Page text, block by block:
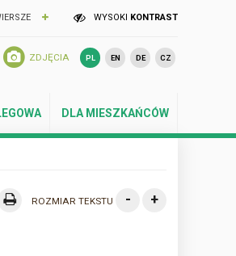
WYSOKI KONTRAST
ZDJĘCIA PL EN DE CZ
DLA MIESZKAŃCÓW
ROZMIAR TEKSTU - +